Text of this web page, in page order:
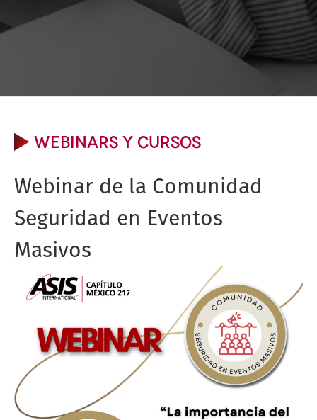
WEBINARS Y CURSOS
Webinar de la Comunidad
Seguridad en Eventos
Masivos